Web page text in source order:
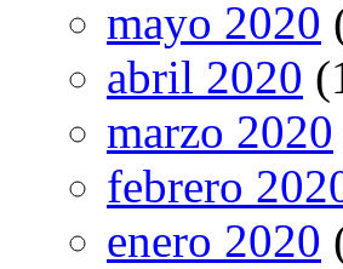
mayo 2020
abril 2020
marzo 2020
febrero
enero 2020